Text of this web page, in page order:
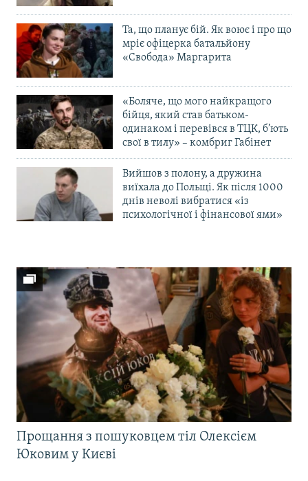
Та, що планує бій. Як воює і про що
мріє офіцерка батальйону
«Свобода» Маргарита
«Боляче, що мого найкращого
бійця, який став батьком-
одинаком і перевівся в ТЦК, б’ють
свої в тилу» – комбриг Габінет
Вийшов з полону, а дружина
виїхала до Польщі. Як після 1000
днів неволі вибратися «із
психологічної і фінансової ями»
Прощання з пошуковцем тіл Олексієм
Юковим у Києві